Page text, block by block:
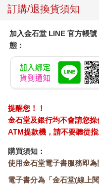
訂購/退換貨須知
加入金石堂 LINE 官方帳
態：
提醒您！！
金石堂及銀行均不會請您
ATM提款機，請不要聽從
購買須知：
使用金石堂電子書服務即為
電子書分為「金石堂(線上